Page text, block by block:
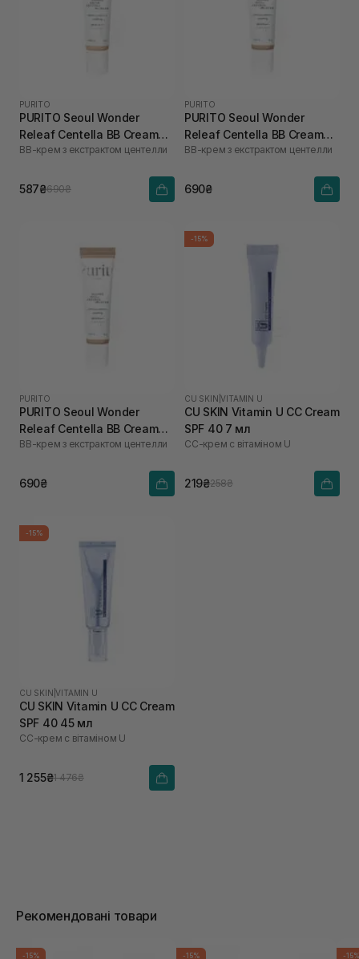
PURITO
PURITO Seoul Wonder
Releaf Centella BB Cream
Rose Ivory №15 30 мл
ВВ-крем з екстрактом центелли
587₴690₴
PURITO
PURITO Seoul Wonder
Releaf Centella BB Cream
Natural Beige №23 30 мл
ВВ-крем з екстрактом центелли
690₴
PURITO
PURITO Seoul Wonder
Releaf Centella BB Cream
Light Beige №21 30 мл
ВВ-крем з екстрактом центелли
690₴
-15%
CU SKIN |VITAMIN U
CU SKIN Vitamin U CC Cream
SPF 40 7 мл
СС-крем с вітаміном U
219₴258₴
-15%
CU SKIN |VITAMIN U
CU SKIN Vitamin U CC Cream
SPF 40 45 мл
СС-крем с вітаміном U
1 255₴1 476₴
Рекомендовані товари
-15% -15% -